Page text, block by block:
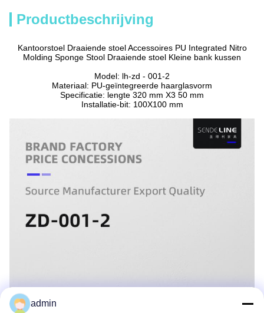
Productbeschrijving
Kantoorstoel Draaiende stoel Accessoires PU Integrated Nitro
Molding Sponge Stool Draaiende stoel Kleine bank kussen
Model: lh-zd - 001-2
Materiaal: PU-geïntegreerde haarglasvorm
Specificatie: lengte 320 mm X3 50 mm
Installatie-bit: 100X100 mm
admin